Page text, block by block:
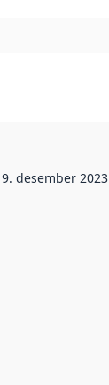
desember 2023